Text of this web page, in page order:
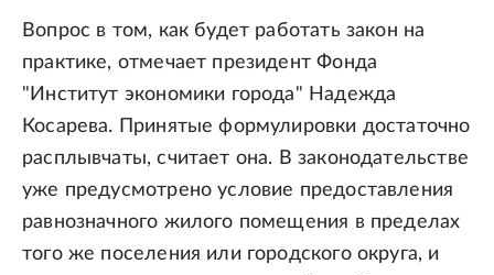
Вопрос в том, как будет работать закон на
практике, отмечает президент Фонда
"Институт экономики города" Надежда
Косарева. Принятые формулировки достаточно
расплывчаты, считает она. В законодательстве
уже предусмотрено условие предоставления
равнозначного жилого помещения в пределах
того же поселения или городского округа, и